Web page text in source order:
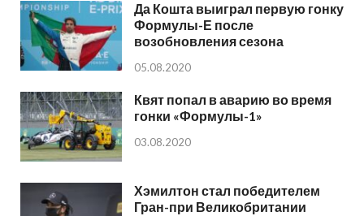
Да Кошта выиграл первую гонку
Формулы-Е после
возобновления сезона
05.08.2020
Квят попал в аварию во время
гонки «Формулы-1»
03.08.2020
Хэмилтон стал победителем
Гран-при Великобритании